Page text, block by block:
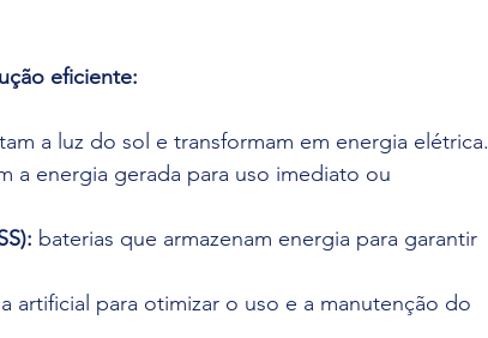
eficiente:
a luz do sol e transformam em energia elétrica.
a energia gerada para uso imediato ou
baterias que armazenam energia para garantir
artificial para otimizar o uso e a manutenção do